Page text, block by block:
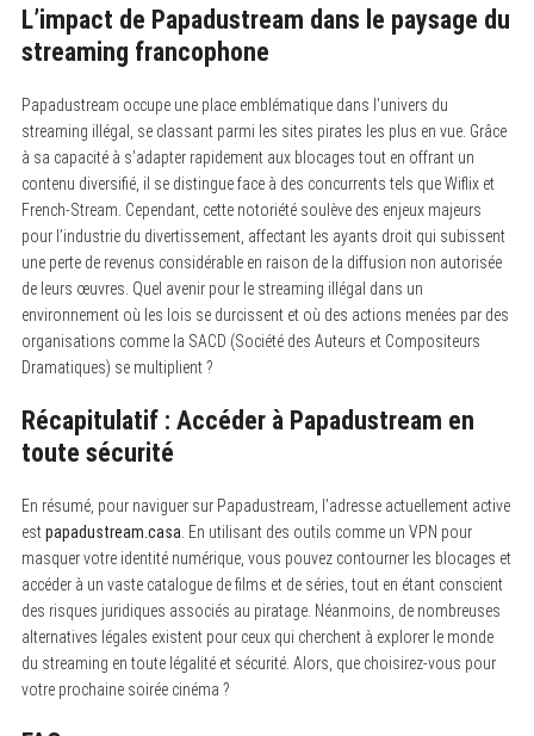
L’impact de Papadustream dans le paysage du
streaming francophone
Papadustream occupe une place emblématique dans l’univers du
streaming illégal, se classant parmi les sites pirates les plus en vue. Grâce
à sa capacité à s’adapter rapidement aux blocages tout en offrant un
contenu diversifié, il se distingue face à des concurrents tels que Wiflix et
French-Stream. Cependant, cette notoriété soulève des enjeux majeurs
pour l’industrie du divertissement, affectant les ayants droit qui subissent
une perte de revenus considérable en raison de la diffusion non autorisée
de leurs œuvres. Quel avenir pour le streaming illégal dans un
environnement où les lois se durcissent et où des actions menées par des
organisations comme la SACD (Société des Auteurs et Compositeurs
Dramatiques) se multiplient ?
Récapitulatif : Accéder à Papadustream en
toute sécurité
En résumé, pour naviguer sur Papadustream, l’adresse actuellement active
estpapadustream.casa . En utilisant des outils comme un VPN pour
masquer votre identité numérique, vous pouvez contourner les blocages et
accéder à un vaste catalogue de films et de séries, tout en étant conscient
des risques juridiques associés au piratage. Néanmoins, de nombreuses
alternatives légales existent pour ceux qui cherchent à explorer le monde
du streaming en toute légalité et sécurité. Alors, que choisirez-vous pour
votre prochaine soirée cinéma ?